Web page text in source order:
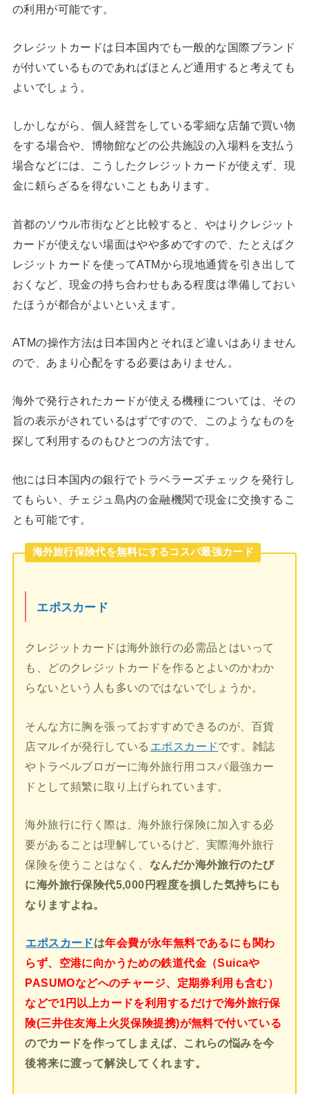
の利用が可能です。
クレジットカードは日本国内でも一般的な国際ブランド
が付いているものであればほとんど通用すると考えても
よいでしょう。
しかしながら、個人経営をしている零細な店舗で買い物
をする場合や、博物館などの公共施設の入場料を支払う
場合などには、こうしたクレジットカードが使えず、現
金に頼らざるを得ないこともあります。
首都のソウル市街などと比較すると、やはりクレジット
カードが使えない場面はやや多めですので、たとえばク
レジットカードを使ってATMから現地通貨を引き出して
おくなど、現金の持ち合わせもある程度は準備しておい
たほうが都合がよいといえます。
ATMの操作方法は日本国内とそれほど違いはありません
ので、あまり心配をする必要はありません。
海外で発行されたカードが使える機種については、その
旨の表示がされているはずですので、このようなものを
探して利用するのもひとつの方法です。
他には日本国内の銀行でトラベラーズチェックを発行し
てもらい、チェジュ島内の金融機関で現金に交換するこ
とも可能です。
海外旅行保険代を無料にするコスパ最強カード
エポスカード
クレジットカードは海外旅行の必需品とはいって
も、どのクレジットカードを作るとよいのかわか
らないという人も多いのではないでしょうか。
そんな方に胸を張っておすすめできるのが、百貨
店マルイが発行している エポスカードです。雑誌
やトラベルブロガーに海外旅行用コスパ最強カー
ドとして頻繁に取り上げられています。
海外旅行に行く際は、海外旅行保険に加入する必
要があることは理解しているけど、実際海外旅行
保険を使うことはなく、 なんだか海外旅行のたび
に海外旅行保険代5,000円程度を損した気持ちにも
なりますよね。
エポスカードは年会費が永年無料であるにも関わ
らず、空港に向かうための鉄道代金（Suicaや
PASUMOなどへのチャージ、定期券利用も含む）
などで1円以上カードを利用するだけで海外旅行保
険(三井住友海上火災保険提携)が無料で付いている
のでカードを作ってしまえば、これらの悩みを今
後将来に渡って解決してくれます。